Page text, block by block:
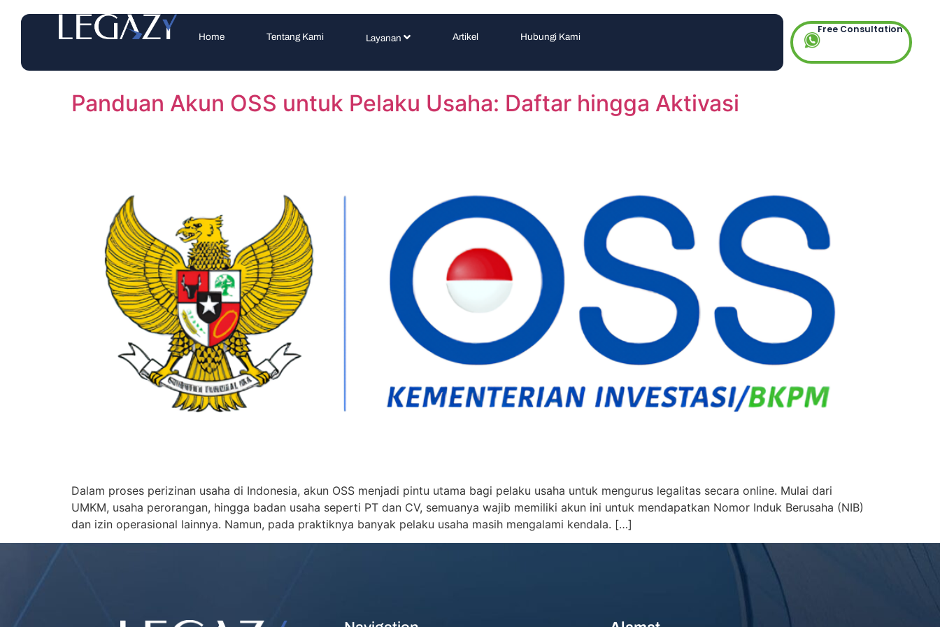
Home Tentang Kami Layanan Artikel Hubungi Kami
Free Consultation
Panduan Akun OSS untuk Pelaku Usaha: Daftar hingga Aktivasi
Dalam proses perizinan usaha di Indonesia, akun OSS menjadi pintu utama bagi pelaku usaha untuk mengurus legalitas secara online. Mulai dari
UMKM, usaha perorangan, hingga badan usaha seperti PT dan CV, semuanya wajib memiliki akun ini untuk mendapatkan Nomor Induk Berusaha (NIB)
dan izin operasional lainnya. Namun, pada praktiknya banyak pelaku usaha masih mengalami kendala. […]